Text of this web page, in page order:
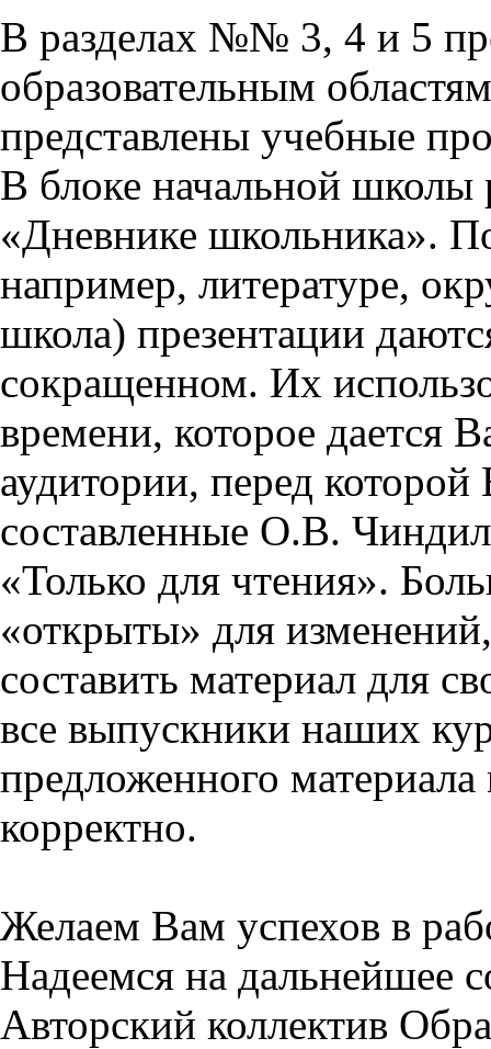
В разделах №№ 3, 4 и 5
образовательным
представлены учебные
В блоке начальной школы
«Дневнике школьника».
например, литературе,
школа) презентации
сокращенном. Их
времени, которое дается
аудитории, перед
составленные О.В.
«Только для чтения».
«открыты» для
составить материал для
все выпускники наших
предложенного
корректно.
Желаем Вам успехов в
Надеемся на дальнейшее
Авторский коллектив